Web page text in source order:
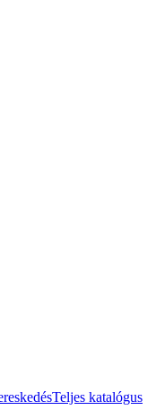
Teljes katalógus